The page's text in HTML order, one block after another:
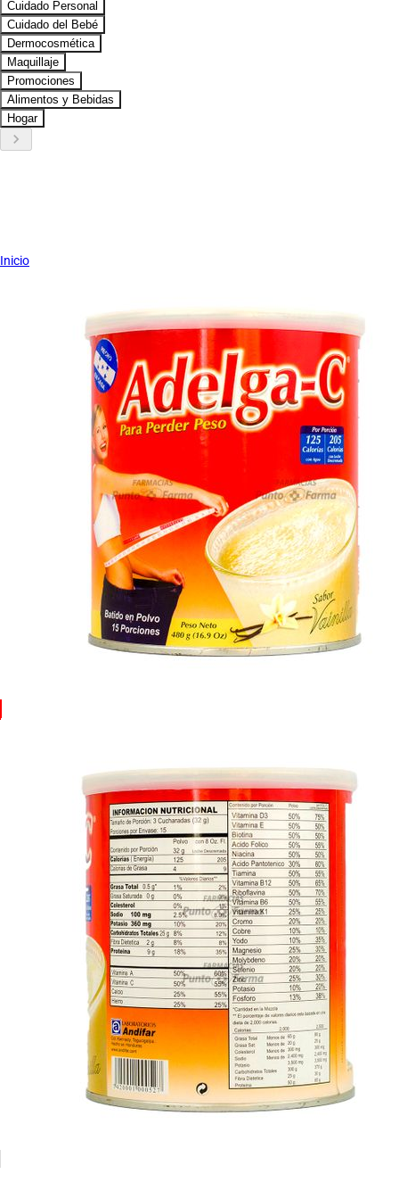
Cuidado Personal
Cuidado del Bebé
Dermocosmética
Maquillaje
Promociones
Alimentos y Bebidas
Hogar
keyboard_arrow_right
Inicio